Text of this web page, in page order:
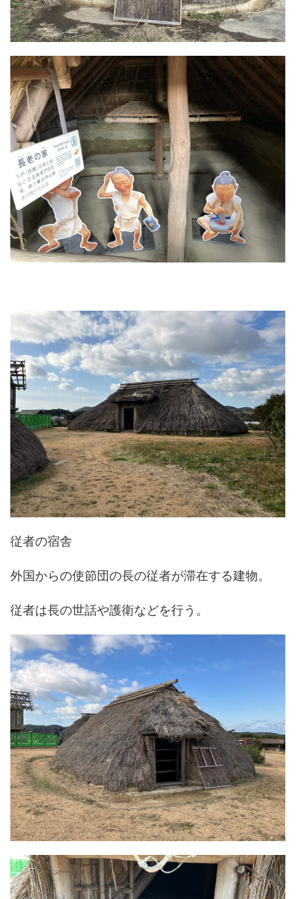
従者の宿舎
外国からの使節団の長の従者が滞在する建物。
従者は長の世話や護衛などを行う。